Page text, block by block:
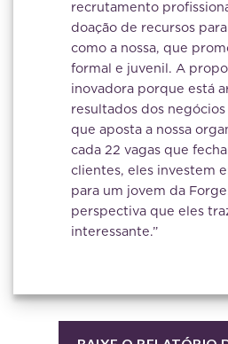
recrutamento
doação de recursos
como a nossa, que
formal e juvenil. A
inovadora porque está
resultados dos
que aposta a nossa
cada 22 vagas que
clientes, eles investem
para um jovem da
perspectiva que eles
interessante.”